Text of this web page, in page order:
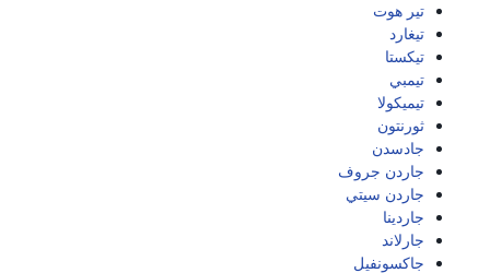
تير هوت
تيغارد
تيكستا
تيمبي
تيميكولا
ثورنتون
جادسدن
جاردن جروف
جاردن سيتي
جاردينا
جارلاند
جاكسونفيل